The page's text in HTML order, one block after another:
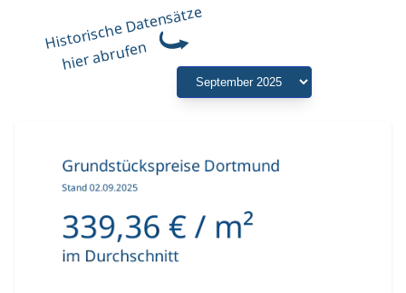
Historische Datensätze
hier abrufen